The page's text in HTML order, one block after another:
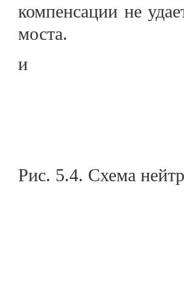
компенсации не
моста.
и
Рис. 5.4. Схема